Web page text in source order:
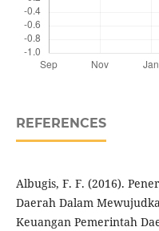
REFERENCES
Albugis, F. F. (2016).
Daerah Dalam
Keuangan Pemerintah